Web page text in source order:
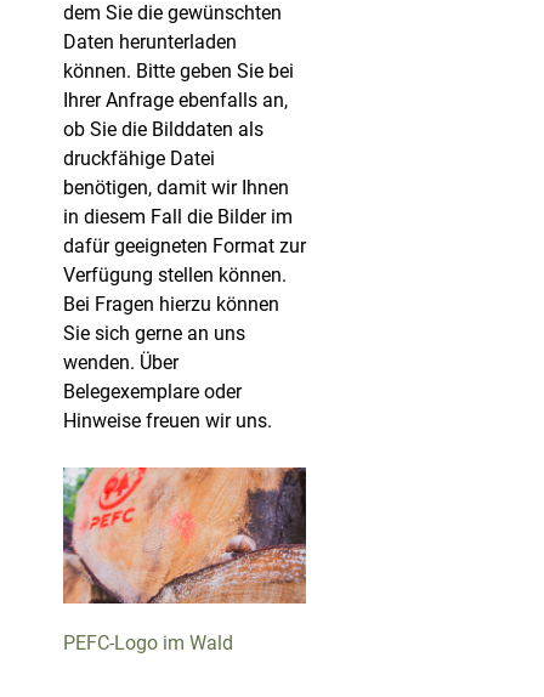
dem Sie die gewünschten
Daten herunterladen
können. Bitte geben Sie bei
Ihrer Anfrage ebenfalls an,
ob Sie die Bilddaten als
druckfähige Datei
benötigen, damit wir Ihnen
in diesem Fall die Bilder im
dafür geeigneten Format zur
Verfügung stellen können.
Bei Fragen hierzu können
Sie sich gerne an uns
wenden. Über
Belegexemplare oder
Hinweise freuen wir uns.
PEFC-Logo im Wald